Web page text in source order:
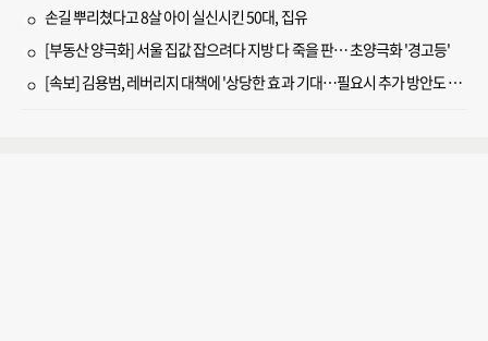
손길 뿌리쳤다고 8살 아이 실신시킨 50대, 집유
[부동산 양극화] 서울 집값 잡으려다 지방 다 죽을 판… 초양극화 '경고등'
[속보] 김용범, 레버리지 대책에 '상당한 효과 기대…필요시 추가 방안도 검토'